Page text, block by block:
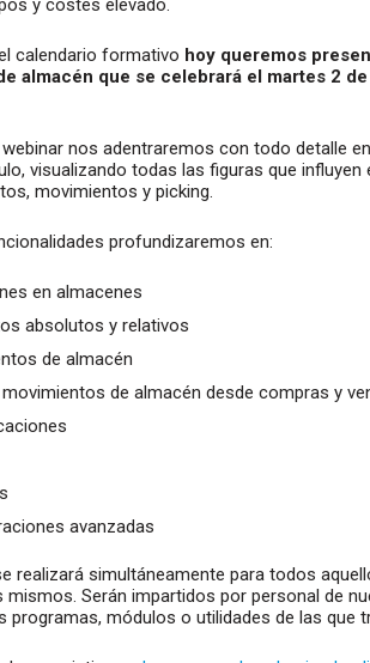
y costes elevado.
calendario formativo hoy queremos
almacén que se celebrará el martes 2
nos adentraremos con todo detalle
visualizando todas las figuras que
movimientos y picking.
profundizaremos en:
en almacenes
absolutos y relativos
de almacén
movimientos de almacén desde compras y
avanzadas
realizará simultáneamente para todos
mismos. Serán impartidos por personal de
programas, módulos o utilidades de las que